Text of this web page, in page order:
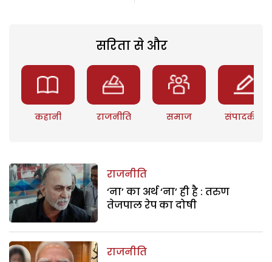
सरिता से और
कहानी राजनीति समाज संपादकीय
राजनीति
‘ना’ का अर्थ ‘ना’ ही है : तरुण
तेजपाल रेप का दोषी
राजनीति